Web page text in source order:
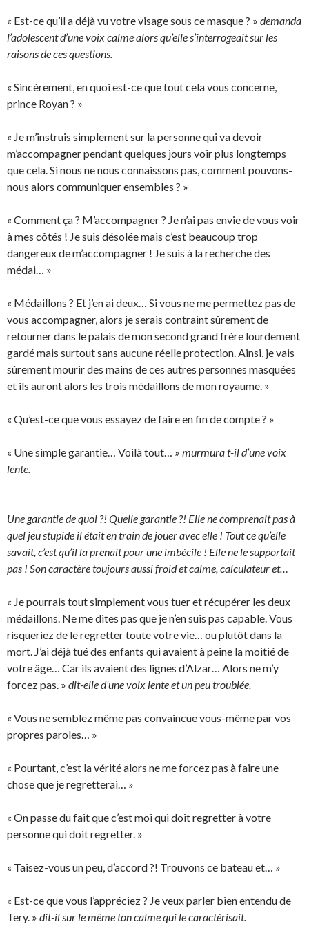
« Est-ce qu’il a déjà vu votre visage sous ce masque ? » demanda
l’adolescent d’une voix calme alors qu’elle s’interrogeait sur les
raisons de ces questions.
« Sincèrement, en quoi est-ce que tout cela vous concerne,
prince Royan ? »
« Je m’instruis simplement sur la personne qui va devoir
m’accompagner pendant quelques jours voir plus longtemps
que cela. Si nous ne nous connaissons pas, comment pouvons-
nous alors communiquer ensembles ? »
« Comment ça ? M’accompagner ? Je n’ai pas envie de vous voir
à mes côtés ! Je suis désolée mais c’est beaucoup trop
dangereux de m’accompagner ! Je suis à la recherche des
médai… »
« Médaillons ? Et j’en ai deux… Si vous ne me permettez pas de
vous accompagner, alors je serais contraint sûrement de
retourner dans le palais de mon second grand frère lourdement
gardé mais surtout sans aucune réelle protection. Ainsi, je vais
sûrement mourir des mains de ces autres personnes masquées
et ils auront alors les trois médaillons de mon royaume. »
« Qu’est-ce que vous essayez de faire en fin de compte ? »
« Une simple garantie… Voilà tout… » murmura t-il d’une voix
lente.
Une garantie de quoi ?! Quelle garantie ?! Elle ne comprenait pas à
quel jeu stupide il était en train de jouer avec elle ! Tout ce qu’elle
savait, c’est qu’il la prenait pour une imbécile ! Elle ne le supportait
pas ! Son caractère toujours aussi froid et calme, calculateur et…
« Je pourrais tout simplement vous tuer et récupérer les deux
médaillons. Ne me dites pas que je n’en suis pas capable. Vous
risqueriez de le regretter toute votre vie… ou plutôt dans la
mort. J’ai déjà tué des enfants qui avaient à peine la moitié de
votre âge… Car ils avaient des lignes d’Alzar… Alors ne m’y
forcez pas. » dit-elle d’une voix lente et un peu troublée.
« Vous ne semblez même pas convaincue vous-même par vos
propres paroles… »
« Pourtant, c’est la vérité alors ne me forcez pas à faire une
chose que je regretterai… »
« On passe du fait que c’est moi qui doit regretter à votre
personne qui doit regretter. »
« Taisez-vous un peu, d’accord ?! Trouvons ce bateau et… »
« Est-ce que vous l’appréciez ? Je veux parler bien entendu de
Tery. » dit-il sur le même ton calme qui le caractérisait.